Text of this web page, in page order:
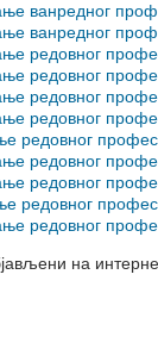
ванредног
ванредног
редовног
редовног
редовног
редовног
редовног
редовног
редовног
редовног
редовног
на